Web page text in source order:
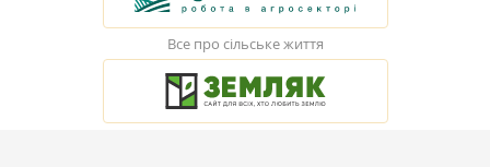
Все про сільське життя